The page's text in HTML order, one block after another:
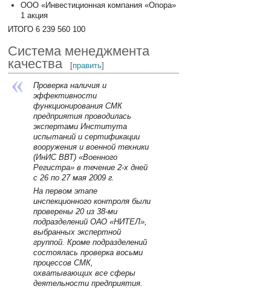
ООО «Инвестиционная компания «Опора»
1 акция
ИТОГО 6 239 560 100
Система менеджмента
качества
[править]
Проверка наличия и
эффективности
функционирования СМК
предприятия проводилась
экспертами Института
испытаний и сертификации
вооружения и военной техники
(ИнИС ВВТ) «Военного
Регистра» в течение 2-х дней
с 26 по 27 мая 2009 г.
На первом этапе
инспекционного контроля были
проверены 20 из 38-ми
подразделений ОАО «НИТЕЛ»,
выбранных экспертной
группой. Кроме подразделений
состоялась проверка восьми
процессов СМК,
охватывающих все сферы
деятельности предприятия.